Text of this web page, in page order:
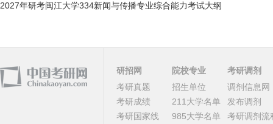
2027年研考闽江大学334新闻与传播专业综合能力考试大纲
研招网
考研真题
考研成绩
考研国家线
院校专业
招生单位
211大学名单
985大学名单
考研调剂
调剂信息网
发布调剂
考研调剂流